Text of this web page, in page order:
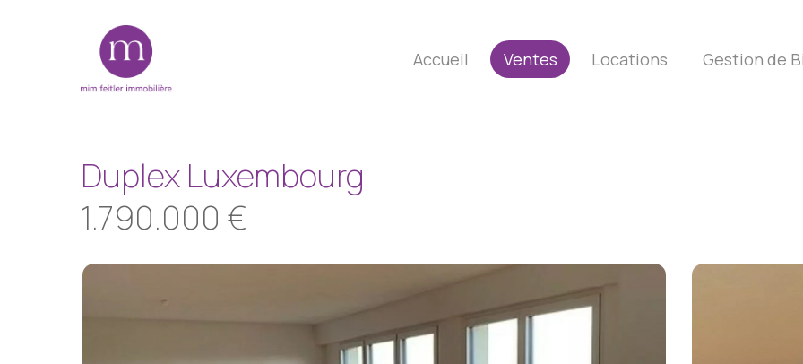
Accueil Ventes Locations Gestion de
Duplex Luxembourg
1.790.000 €